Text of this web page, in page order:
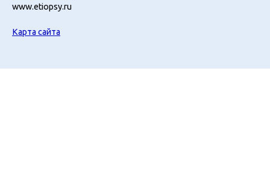
www.etiopsy.ru
Карта сайта